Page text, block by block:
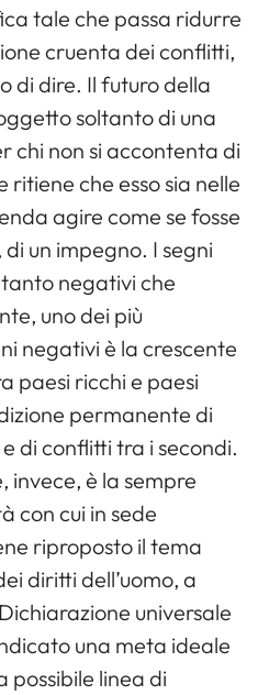
tale che passa ridurre
cruenta dei conflitti,
di dire. Il futuro della
soltanto di una
chi non si accontenta di
ritiene che esso sia nelle
agire come se fosse
un impegno. I segni
negativi che
uno dei più
negativi è la crescente
paesi ricchi e paesi
permanente di
di conflitti tra i secondi.
invece, è la sempre
con cui in sede
riproposto il tema
diritti dell’uomo, a
universale
una meta ideale
possibile linea di